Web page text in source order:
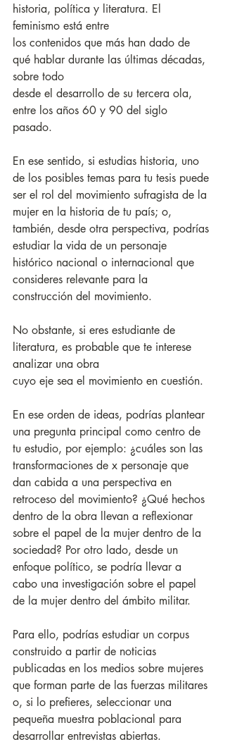
historia, política y literatura. El
feminismo está entre
los contenidos que más han dado de
qué hablar durante las últimas décadas,
sobre todo
desde el desarrollo de su tercera ola,
entre los años 60 y 90 del siglo
pasado.
En ese sentido, si estudias historia, uno
de los posibles temas para tu tesis puede
ser el rol del movimiento sufragista de la
mujer en la historia de tu país; o,
también, desde otra perspectiva, podrías
estudiar la vida de un personaje
histórico nacional o internacional que
consideres relevante para la
construcción del movimiento.
No obstante, si eres estudiante de
literatura, es probable que te interese
analizar una obra
cuyo eje sea el movimiento en cuestión.
En ese orden de ideas, podrías plantear
una pregunta principal como centro de
tu estudio, por ejemplo: ¿cuáles son las
transformaciones de x personaje que
dan cabida a una perspectiva en
retroceso del movimiento? ¿Qué hechos
dentro de la obra llevan a reflexionar
sobre el papel de la mujer dentro de la
sociedad? Por otro lado, desde un
enfoque político, se podría llevar a
cabo una investigación sobre el papel
de la mujer dentro del ámbito militar.
Para ello, podrías estudiar un corpus
construido a partir de noticias
publicadas en los medios sobre mujeres
que forman parte de las fuerzas militares
o, si lo prefieres, seleccionar una
pequeña muestra poblacional para
desarrollar entrevistas abiertas.